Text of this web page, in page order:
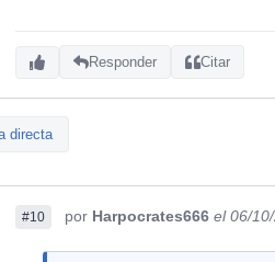
Responder Citar
directa
#10 por Harpocrates666 el 06/